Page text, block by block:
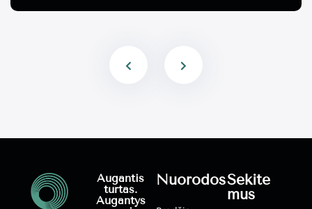
NuorodosSekite
mus
Augantis
turtas.
Augantys